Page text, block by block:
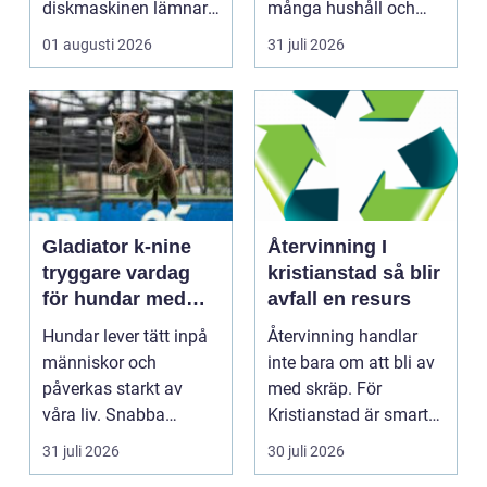
diskmaskinen lämnar
disken smutsi...
01 augusti 2026
många hushåll och
fastighetsägare i
Gävl...
31 juli 2026
Gladiator k-nine
tryggare vardag
för hundar med
stress och oro
Hundar lever tätt inpå
människor och
påverkas starkt av
våra liv. Snabba
förändringar, höga ljud,
en...
31 juli 2026
Återvinning I
kristianstad så blir
avfall en resurs
Återvinning handlar
inte bara om att bli av
med skräp. För
Kristianstad är smart
avfallshantering en...
30 juli 2026